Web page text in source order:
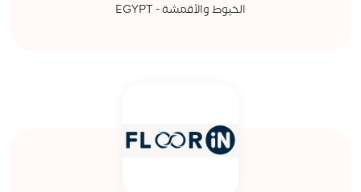
الخيوط والأقمشة - EGYPT